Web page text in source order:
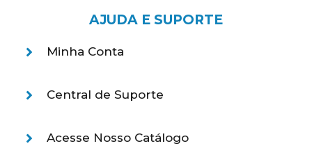
AJUDA E SUPORTE
Minha Conta
Central de Suporte
Acesse Nosso Catálogo